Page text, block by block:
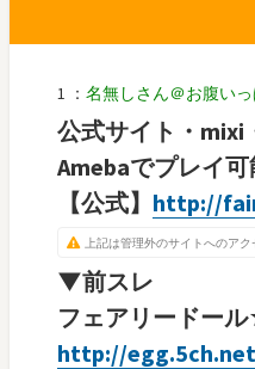
1 ： 名無しさん＠お腹いっ
公式サイト・mixi
Amebaでプレイ可
【公式】 http://
上記は管理外のサイトへのアク
▼前スレ
フェアリードー
http://